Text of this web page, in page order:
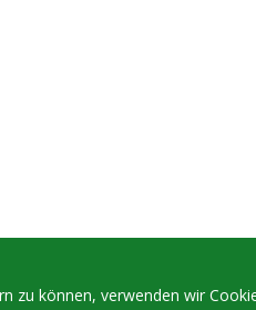
können, verwenden wir